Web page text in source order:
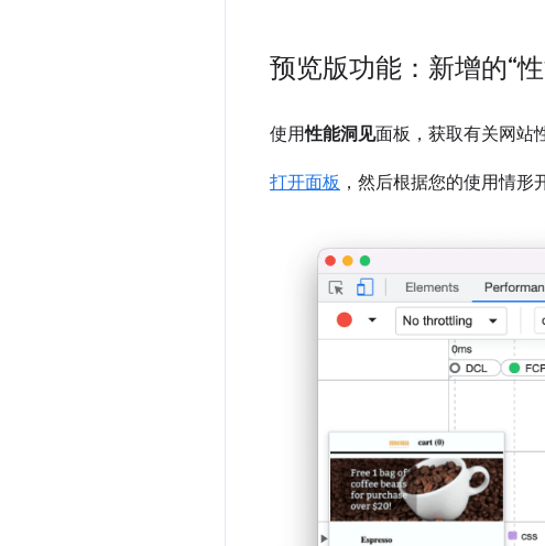
预览版功能：新增的“
使用性能洞见面板，获取有关网站
打开面板 ，然后根据您的使用情